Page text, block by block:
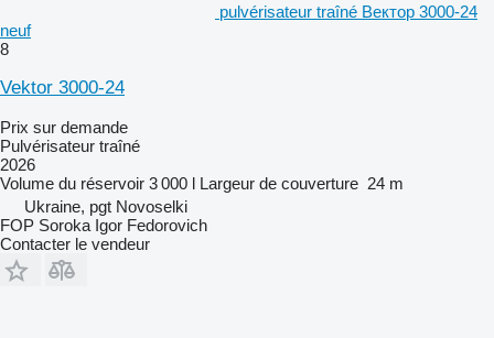
pulvérisateur traîné Вектор 3000-24
neuf
8
Vektor 3000-24
Prix sur demande
Pulvérisateur traîné
2026
Volume du réservoir 3 000 l Largeur de couverture 24 m
Ukraine, pgt Novoselki
FOP Soroka Igor Fedorovich
Contacter le vendeur